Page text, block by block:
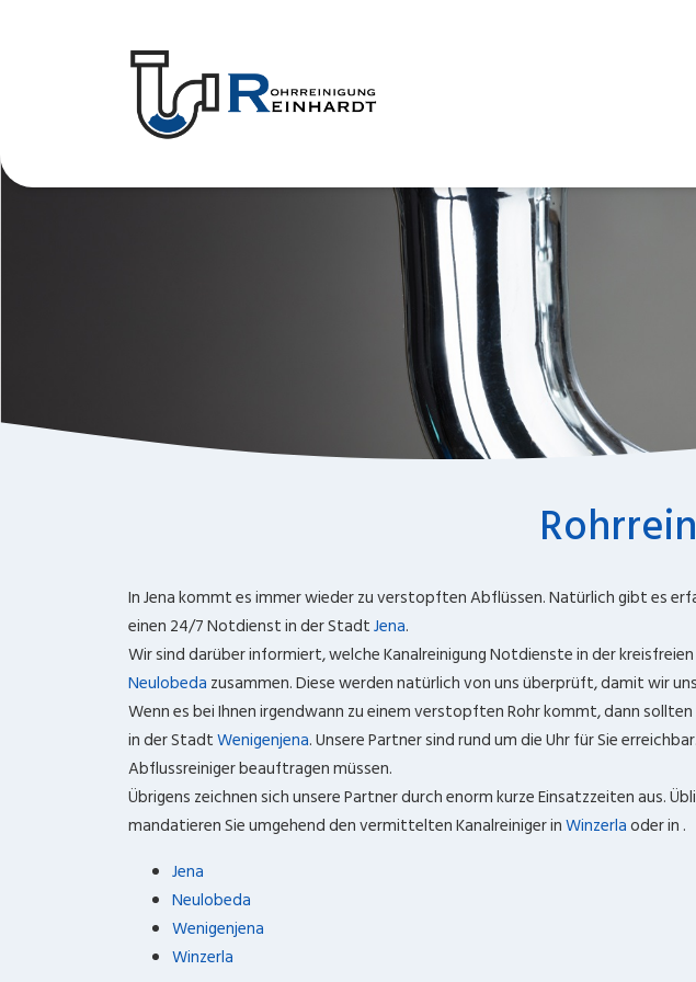
In Jena kommt es immer wieder zu verstopften Abflüssen. Natürlich gibt es
einen 24/7 Notdienst in der StadtJena.
Wir sind darüber informiert, welche Kanalreinigung Notdienste in der
Neulobeda zusammen. Diese werden natürlich von uns überprüft, damit wir
Wenn es bei Ihnen irgendwann zu einem verstopften Rohr kommt, dann
in der StadtWenigenjena. Unsere Partner sind rund um die Uhr für Sie
Abflussreiniger beauftragen müssen.
Übrigens zeichnen sich unsere Partner durch enorm kurze Einsatzzeiten aus.
mandatieren Sie umgehend den vermittelten Kanalreiniger inWinzerlaoder in .
Jena
Neulobeda
Wenigenjena
Winzerla